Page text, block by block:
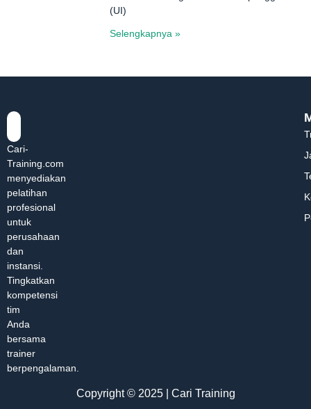
(UI)
Selengkapnya »
Cari-
Training.com
menyediakan
pelatihan
profesional
untuk
perusahaan
dan
instansi.
Tingkatkan
kompetensi
tim
Anda
bersama
trainer
berpengalaman.
Copyright © 2025 | Cari Training